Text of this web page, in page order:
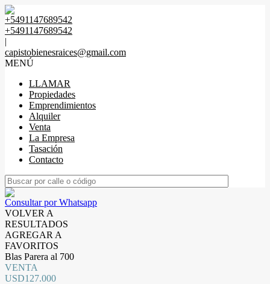
+5491147689542
+5491147689542
|
capistobienesraices@gmail.com
MENÚ
LLAMAR
Propiedades
Emprendimientos
Alquiler
Venta
La Empresa
Tasación
Contacto
Consultar por Whatsapp
VOLVER A
RESULTADOS
AGREGAR A
FAVORITOS
Blas Parera al 700
VENTA
USD127.000